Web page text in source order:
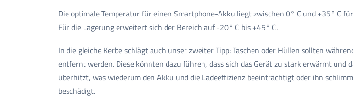
Die optimale Temperatur für einen Smartphone-Akku liegt zwischen 0° C und +35° C
Für die Lagerung erweitert sich der Bereich auf -20° C bis +45° C.
In die gleiche Kerbe schlägt auch unser zweiter Tipp: Taschen oder Hüllen sollten
entfernt werden. Diese könnten dazu führen, dass sich das Gerät zu stark erwärmt und
überhitzt, was wiederum den Akku und die Ladeeffizienz beeinträchtigt oder ihn
beschädigt.